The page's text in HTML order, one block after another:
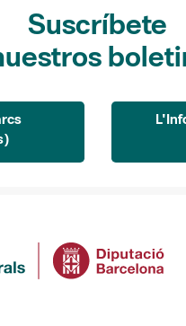
Suscríbete